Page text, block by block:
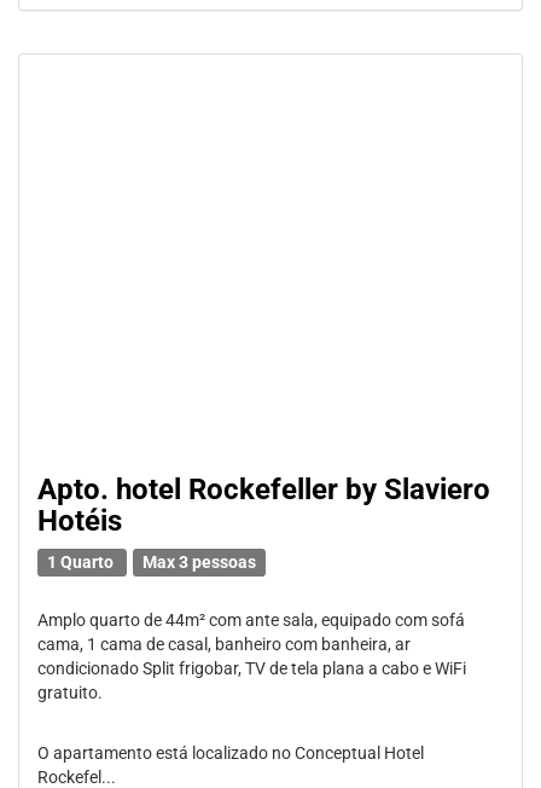
Apto. hotel Rockefeller by Slaviero
Hotéis
1 Quarto Max 3 pessoas
Amplo quarto de 44m² com ante sala, equipado com sofá
cama, 1 cama de casal, banheiro com banheira, ar
condicionado Split frigobar, TV de tela plana a cabo e WiFi
gratuito.
O apartamento está localizado no Conceptual Hotel
Rockefel...